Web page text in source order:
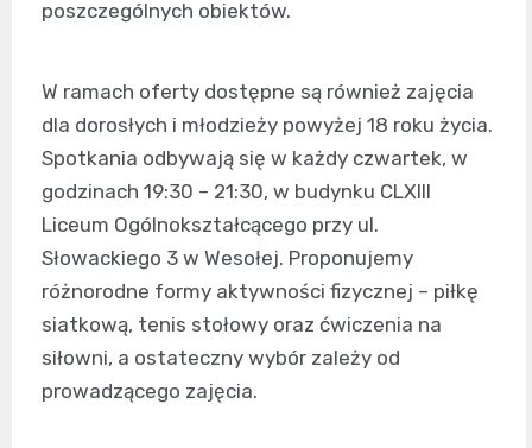
poszczególnych obiektów.
W ramach oferty dostępne są również zajęcia
dla dorosłych i młodzieży powyżej 18 roku życia.
Spotkania odbywają się w każdy czwartek, w
godzinach 19:30 – 21:30, w budynku CLXIII
Liceum Ogólnokształcącego przy ul.
Słowackiego 3 w Wesołej. Proponujemy
różnorodne formy aktywności fizycznej – piłkę
siatkową, tenis stołowy oraz ćwiczenia na
siłowni, a ostateczny wybór zależy od
prowadzącego zajęcia.